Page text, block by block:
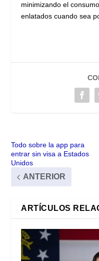
minimizando el
enlatados cuando sea
Todo sobre la app para
entrar sin visa a Estados
Unidos
ANTERIOR
ARTÍCULOS